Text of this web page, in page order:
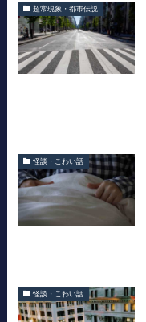
超常現象・都市伝説
怪談・こわい話
怪談・こわい話